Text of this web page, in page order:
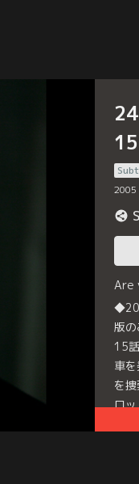
2005
Are
版
15
車
を
ロ